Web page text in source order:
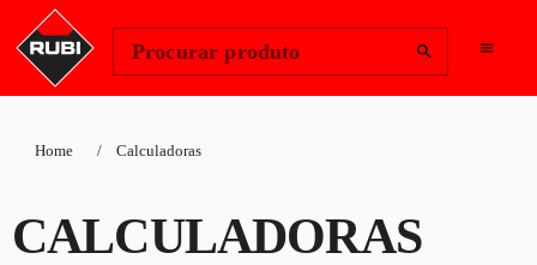
Procurar produto
Home Calculadoras
CALCULADORAS